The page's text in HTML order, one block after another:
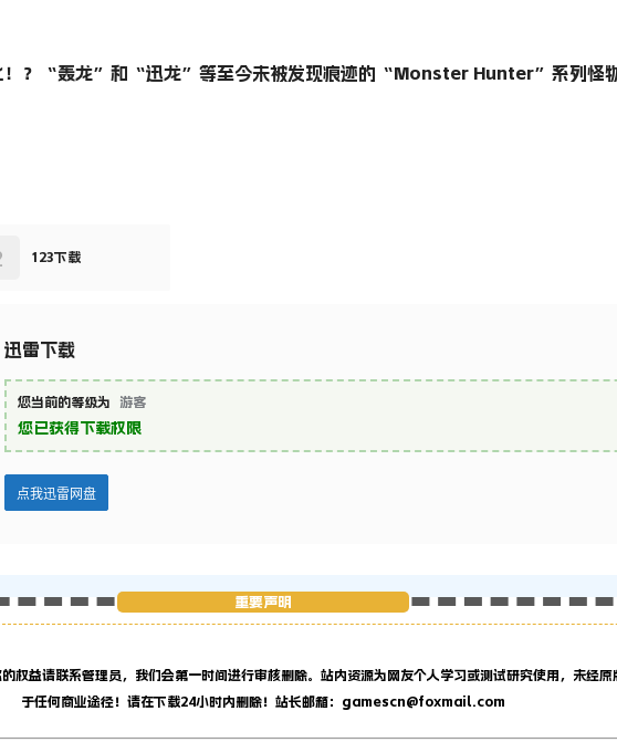
！？“轰龙”和“迅龙”等至今未被发现痕迹的“Monster Hunter”系列怪物
123下载
迅雷下载
您当前的等级为 游客
您已获得下载权限
点我迅雷网盘
重要声明
权益请联系管理员， 我们会第一时间进行审核删除。站内资源为网友个人学习或测试研究使用，未经原
于任何商业途径！请在下载24小时内删除！站长邮箱：gamescn@foxmail.com